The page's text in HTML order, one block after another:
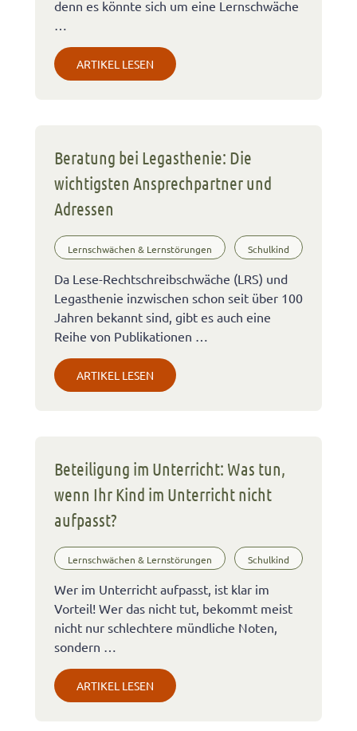
denn es könnte sich um eine Lernschwäche
…
ARTIKEL LESEN
Beratung bei Legasthenie: Die
wichtigsten Ansprechpartner und
Adressen
Lernschwächen & Lernstörungen Schulkind
Da Lese-Rechtschreibschwäche (LRS) und
Legasthenie inzwischen schon seit über 100
Jahren bekannt sind, gibt es auch eine
Reihe von Publikationen …
ARTIKEL LESEN
Beteiligung im Unterricht: Was tun,
wenn Ihr Kind im Unterricht nicht
aufpasst?
Lernschwächen & Lernstörungen Schulkind
Wer im Unterricht aufpasst, ist klar im
Vorteil! Wer das nicht tut, bekommt meist
nicht nur schlechtere mündliche Noten,
sondern …
ARTIKEL LESEN